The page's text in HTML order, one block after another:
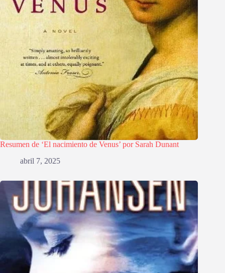
Resumen de ‘El nacimiento de Venus’ por Sarah Dunant
abril 7, 2025